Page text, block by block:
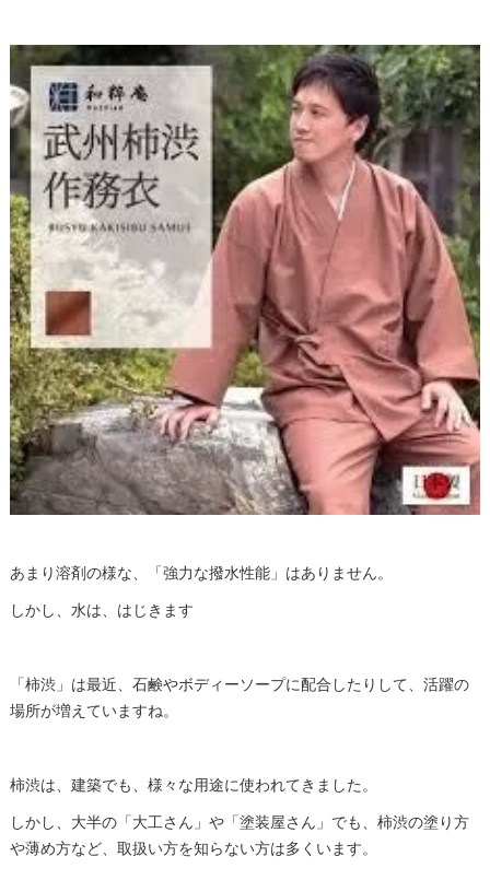
あまり溶剤の様な、「強力な撥水性能」はありません。
しかし、水は、はじきます
「柿渋」は最近、石鹸やボディーソープに配合したりして、活躍の
場所が増えていますね。
柿渋は、建築でも、様々な用途に使われてきました。
しかし、大半の「大工さん」や「塗装屋さん」でも、柿渋の塗り方
や薄め方など、取扱い方を知らない方は多くいます。